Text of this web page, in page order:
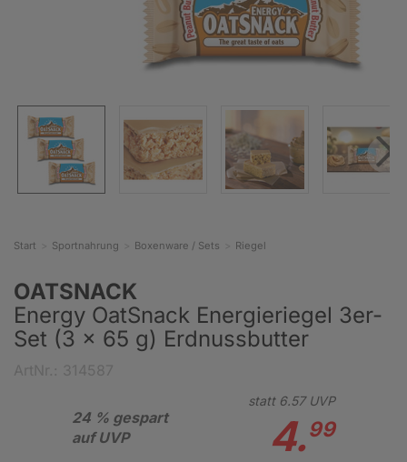
Start Sportnahrung Boxenware / Sets Riegel
OATSNACK
Energy OatSnack Energieriegel 3er-
Set (3 x 65 g) Erdnussbutter
24 % gespart
auf UVP
statt 6.57UVP
4.99